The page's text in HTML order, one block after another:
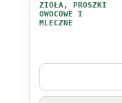
ZIOŁA, PROSZKI
OWOCOWE I
MLECZNE